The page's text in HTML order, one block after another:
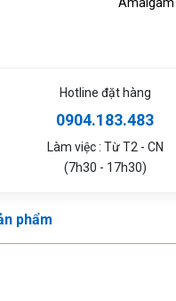
Hotline đặt hàng
0904.183.483
Làm việc : Từ T2 - CN
(7h30 - 17h30)
phẩm